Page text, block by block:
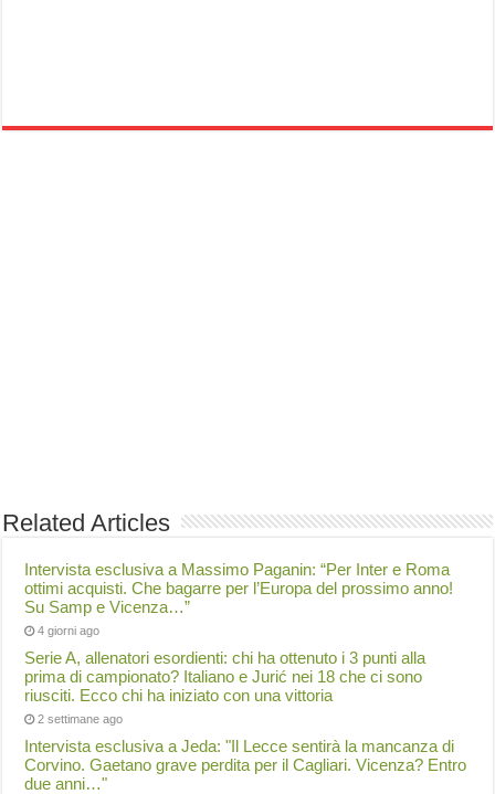
Related Articles
Intervista esclusiva a Massimo Paganin: “Per Inter e Roma
ottimi acquisti. Che bagarre per l’Europa del prossimo anno!
Su Samp e Vicenza…”
4 giorni ago
Serie A, allenatori esordienti: chi ha ottenuto i 3 punti alla
prima di campionato? Italiano e Jurić nei 18 che ci sono
riusciti. Ecco chi ha iniziato con una vittoria
2 settimane ago
Intervista esclusiva a Jeda: "Il Lecce sentirà la mancanza di
Corvino. Gaetano grave perdita per il Cagliari. Vicenza? Entro
due anni…"